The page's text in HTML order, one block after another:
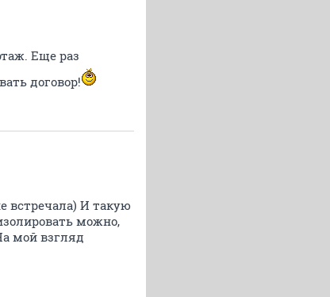
Еще раз
договор!
встречала) И такую
можно,
мой взгляд